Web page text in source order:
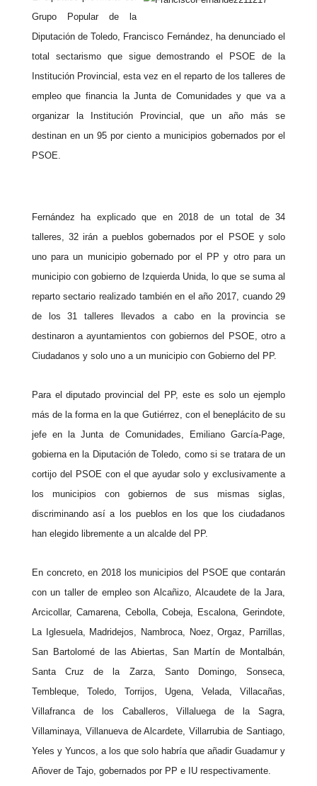
Grupo Popular de la
Diputación de Toledo, Francisco Fernández, ha denunciado el
total sectarismo que sigue demostrando el PSOE de la
Institución Provincial, esta vez en el reparto de los talleres de
empleo que financia la Junta de Comunidades y que va a
organizar la Institución Provincial, que un año más se
destinan en un 95 por ciento a municipios gobernados por el
PSOE.
Fernández ha explicado que en 2018 de un total de 34
talleres, 32 irán a pueblos gobernados por el PSOE y solo
uno para un municipio gobernado por el PP y otro para un
municipio con gobierno de Izquierda Unida, lo que se suma al
reparto sectario realizado también en el año 2017, cuando 29
de los 31 talleres llevados a cabo en la provincia se
destinaron a ayuntamientos con gobiernos del PSOE, otro a
Ciudadanos y solo uno a un municipio con Gobierno del PP.
Para el diputado provincial del PP, este es solo un ejemplo
más de la forma en la que Gutiérrez, con el beneplácito de su
jefe en la Junta de Comunidades, Emiliano García-Page,
gobierna en la Diputación de Toledo, como si se tratara de un
cortijo del PSOE con el que ayudar solo y exclusivamente a
los municipios con gobiernos de sus mismas siglas,
discriminando así a los pueblos en los que los ciudadanos
han elegido libremente a un alcalde del PP.
En concreto, en 2018 los municipios del PSOE que contarán
con un taller de empleo son Alcañizo, Alcaudete de la Jara,
Arcicollar, Camarena, Cebolla, Cobeja, Escalona, Gerindote,
La Iglesuela, Madridejos, Nambroca, Noez, Orgaz, Parrillas,
San Bartolomé de las Abiertas, San Martín de Montalbán,
Santa Cruz de la Zarza, Santo Domingo, Sonseca,
Tembleque, Toledo, Torrijos, Ugena, Velada, Villacañas,
Villafranca de los Caballeros, Villaluega de la Sagra,
Villaminaya, Villanueva de Alcardete, Villarrubia de Santiago,
Yeles y Yuncos, a los que solo habría que añadir Guadamur y
Añover de Tajo, gobernados por PP e IU respectivamente.